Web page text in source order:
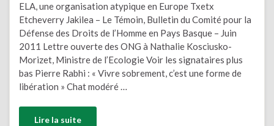
ELA, une organisation atypique en Europe Txetx
Etcheverry Jakilea – Le Témoin, Bulletin du Comité pour la
Défense des Droits de l’Homme en Pays Basque – Juin
2011 Lettre ouverte des ONG à Nathalie Kosciusko-
Morizet, Ministre de l’Ecologie Voir les signataires plus
bas Pierre Rabhi : « Vivre sobrement, c’est une forme de
libération » Chat modéré …
Lire la suite